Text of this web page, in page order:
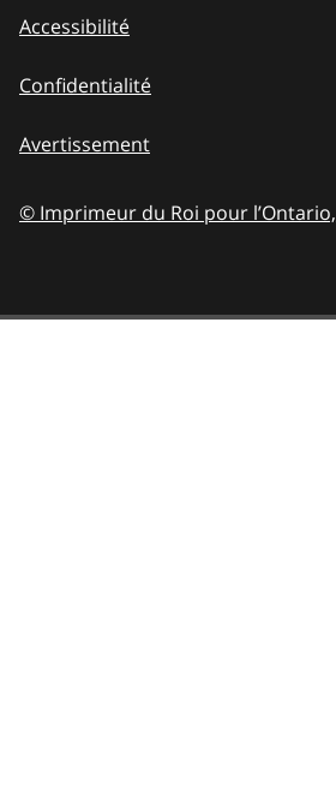
Accessibilité
Confidentialité
Avertissement
© Imprimeur du Roi pour l’Ontario,